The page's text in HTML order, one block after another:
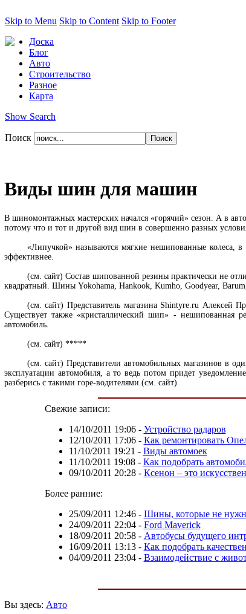
Skip to Menu Skip to Content Skip to Footer
Доска
Блог
Авто
Строительство
Разное
Карта
Show Search
Поиск
Виды шин для машин
В шиномонтажных мастерских начался «горячий» сезон. А в
потому что и тот и другой вид шин в совершенно разных
«Липучкой» называются мягкие нешипованные колеса,
эффективнее.
(см. сайт) Состав шипованной резины практически не
квадратный. Шины Yokohama, Hankook, Kumho, Goodyear,
(см. сайт) Представитель магазина Shintyre.ru
Существует также «кристаллический шип» - нешипованная
автомобиль.
(см. сайт) *****
(см. сайт) Представители автомобильных магазинов в
эксплуатации автомобиля, а то ведь потом придет
разберись с такими горе-водителями. (см. сайт)
Свежие записи:
14/10/2011 19:06- Устройство радаров
12/10/2011 17:06- Как ремонтировать
11/10/2011 19:21 - Виды автомоек
11/10/2011 19:08- Как подобрать
09/10/2011 20:28- Ксенон – это
Более ранние:
25/09/2011 12:46- Шины, которые не
24/09/2011 22:04- Ford Maverick
18/09/2011 20:58- Автобусы будущего
16/09/2011 13:13- Как подобрать
04/09/2011 23:04- Взаимодействие с
Вы здесь: Авто